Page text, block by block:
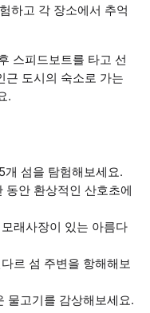
하고 각 장소에서 추억
스피드보트를 타고 선
근 도시의 숙소로 가는
.
섬을 탐험해보세요.
동안 환상적인 산호초에
래사장이 있는 아름다
르 섬 주변을 항해해보
물고기를 감상해보세요.